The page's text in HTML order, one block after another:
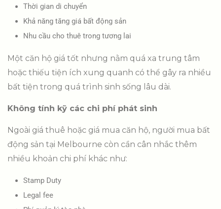
Thời gian di chuyển
Khả năng tăng giá bất động sản
Nhu cầu cho thuê trong tương lai
Một căn hộ giá tốt nhưng nằm quá xa trung tâm
hoặc thiếu tiện ích xung quanh có thể gây ra nhiều
bất tiện trong quá trình sinh sống lâu dài.
Không tính kỹ các chi phí phát sinh
Ngoài giá thuê hoặc giá mua căn hộ, người mua bất
động sản tại Melbourne còn cần cân nhắc thêm
nhiều khoản chi phí khác như:
Stamp Duty
Legal fee